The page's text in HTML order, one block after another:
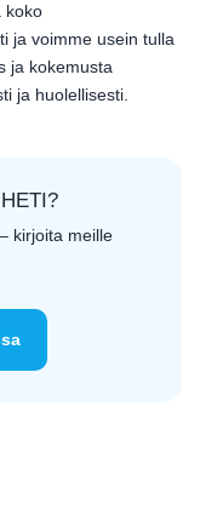
koko
ja voimme usein tulla
ja kokemusta
ja huolellisesti.
kirjoita meille